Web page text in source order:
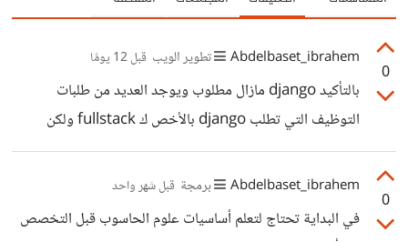
0
Abdelbaset_ibrahem تطوير الويب قبل 12 يومًا
بالتأكيد django مازال مطلوب ويوجد العديد من طلبات
التوظيف التي تطلب django بالأخص ك fullstack ولكن
يمكنك فتح مواقع التوظيف لديك أو عالمياً وأيضاً مواقع العمل
وربما تجد مسارات مطلوبة أكثر مثل php laravel وذلك
0
Abdelbaset_ibrahem برمجة قبل شهر واحد
في البداية تحتاج لتعلم أساسيات علوم الحاسوب قبل التخصص